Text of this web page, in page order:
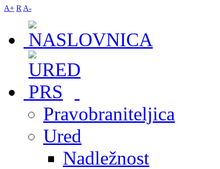
A+ R A-
Pravobraniteljica
Ured
Nadležnost